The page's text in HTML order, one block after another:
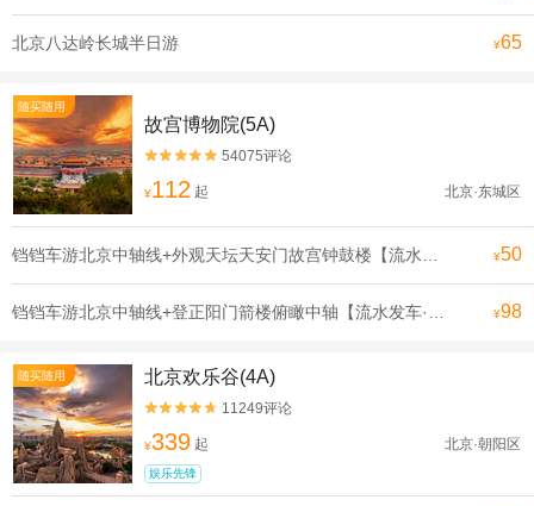
北京八达岭长城半日游 ¥65
随买随用
故宫博物院(5A)

 54075评论
¥112 起 北京·东城区
¥50
¥98
随买随用 北京欢乐谷(4A)

 11249评论
¥339 起 北京·朝阳区
娱乐先锋